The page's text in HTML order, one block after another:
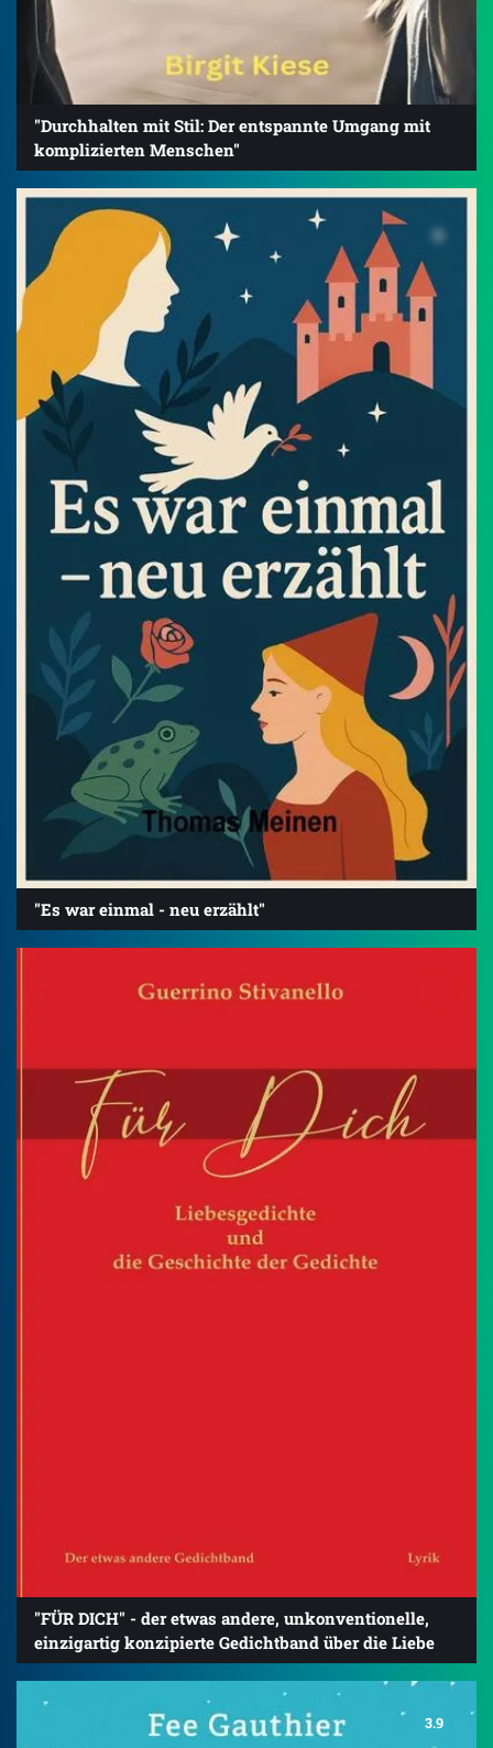
"Durchhalten mit Stil: Der entspannte Umgang mit
komplizierten Menschen"
"Es war einmal - neu erzählt"
"FÜR DICH" - der etwas andere, unkonventionelle,
einzigartig konzipierte Gedichtband über die Liebe
3.9